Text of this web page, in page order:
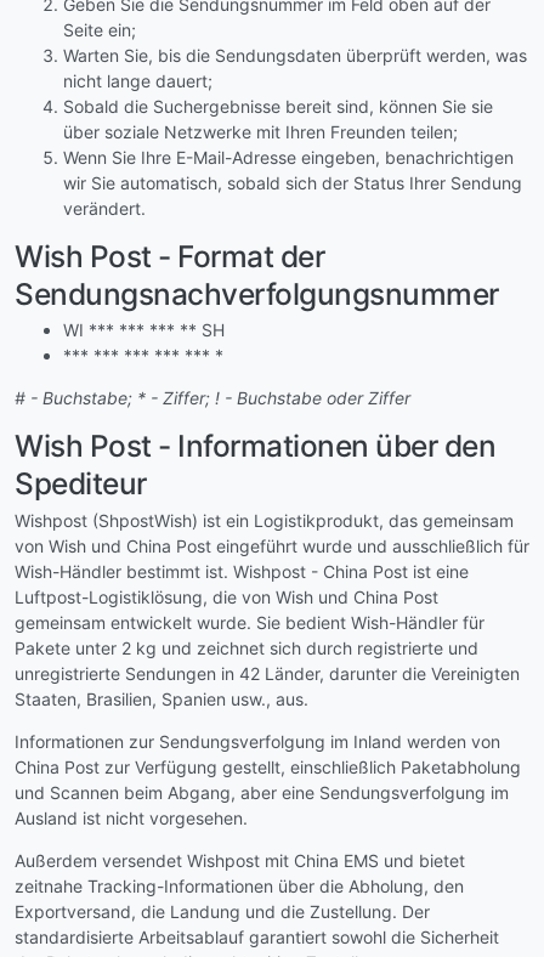
Seite ein;
Warten Sie, bis die Sendungsdaten überprüft werden, was
nicht lange dauert;
Sobald die Suchergebnisse bereit sind, können Sie sie
über soziale Netzwerke mit Ihren Freunden teilen;
Wenn Sie Ihre E-Mail-Adresse eingeben, benachrichtigen
wir Sie automatisch, sobald sich der Status Ihrer Sendung
verändert.
Wish Post - Format der
Sendungsnachverfolgungsnummer
WI *** *** *** ** SH
*** *** *** *** *** *
# - Buchstabe; * - Ziffer; ! - Buchstabe oder Ziffer
Wish Post - Informationen über den
Spediteur
Wishpost (ShpostWish) ist ein Logistikprodukt, das gemeinsam
von Wish und China Post eingeführt wurde und ausschließlich für
Wish-Händler bestimmt ist. Wishpost - China Post ist eine
Luftpost-Logistiklösung, die von Wish und China Post
gemeinsam entwickelt wurde. Sie bedient Wish-Händler für
Pakete unter 2 kg und zeichnet sich durch registrierte und
unregistrierte Sendungen in 42 Länder, darunter die Vereinigten
Staaten, Brasilien, Spanien usw., aus.
Informationen zur Sendungsverfolgung im Inland werden von
China Post zur Verfügung gestellt, einschließlich Paketabholung
und Scannen beim Abgang, aber eine Sendungsverfolgung im
Ausland ist nicht vorgesehen.
Außerdem versendet Wishpost mit China EMS und bietet
zeitnahe Tracking-Informationen über die Abholung, den
Exportversand, die Landung und die Zustellung. Der
standardisierte Arbeitsablauf garantiert sowohl die Sicherheit